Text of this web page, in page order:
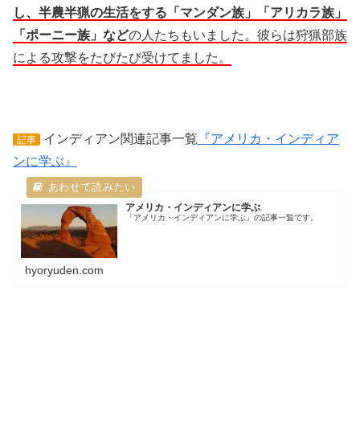
し、半農半猟の生活をする「マンダン族」「アリカラ族」
「ポーニー族」などの人たちもいました。彼らは狩猟部族
による攻撃をたびたび受けてました。
記事 インディアン関連記事一覧 『アメリカ・インディア
ンに学ぶ』
アメリカ・インディアンに学ぶ
「アメリカ・インディアンに学ぶ」の記事一覧です。
hyoryuden.com